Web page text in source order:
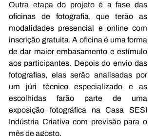
Outra etapa do projeto é a fase das
oficinas de fotografia, que terão as
modalidades presencial e online com
inscrição gratuita. A oficina é uma forma
de dar maior embasamento e estímulo
aos participantes. Depois do envio das
fotografias, elas serão analisadas por
um júri técnico especializado e as
escolhidas farão parte de uma
exposição fotográfica na Casa SESI
Indústria Criativa com previsão para o
mês de agosto.